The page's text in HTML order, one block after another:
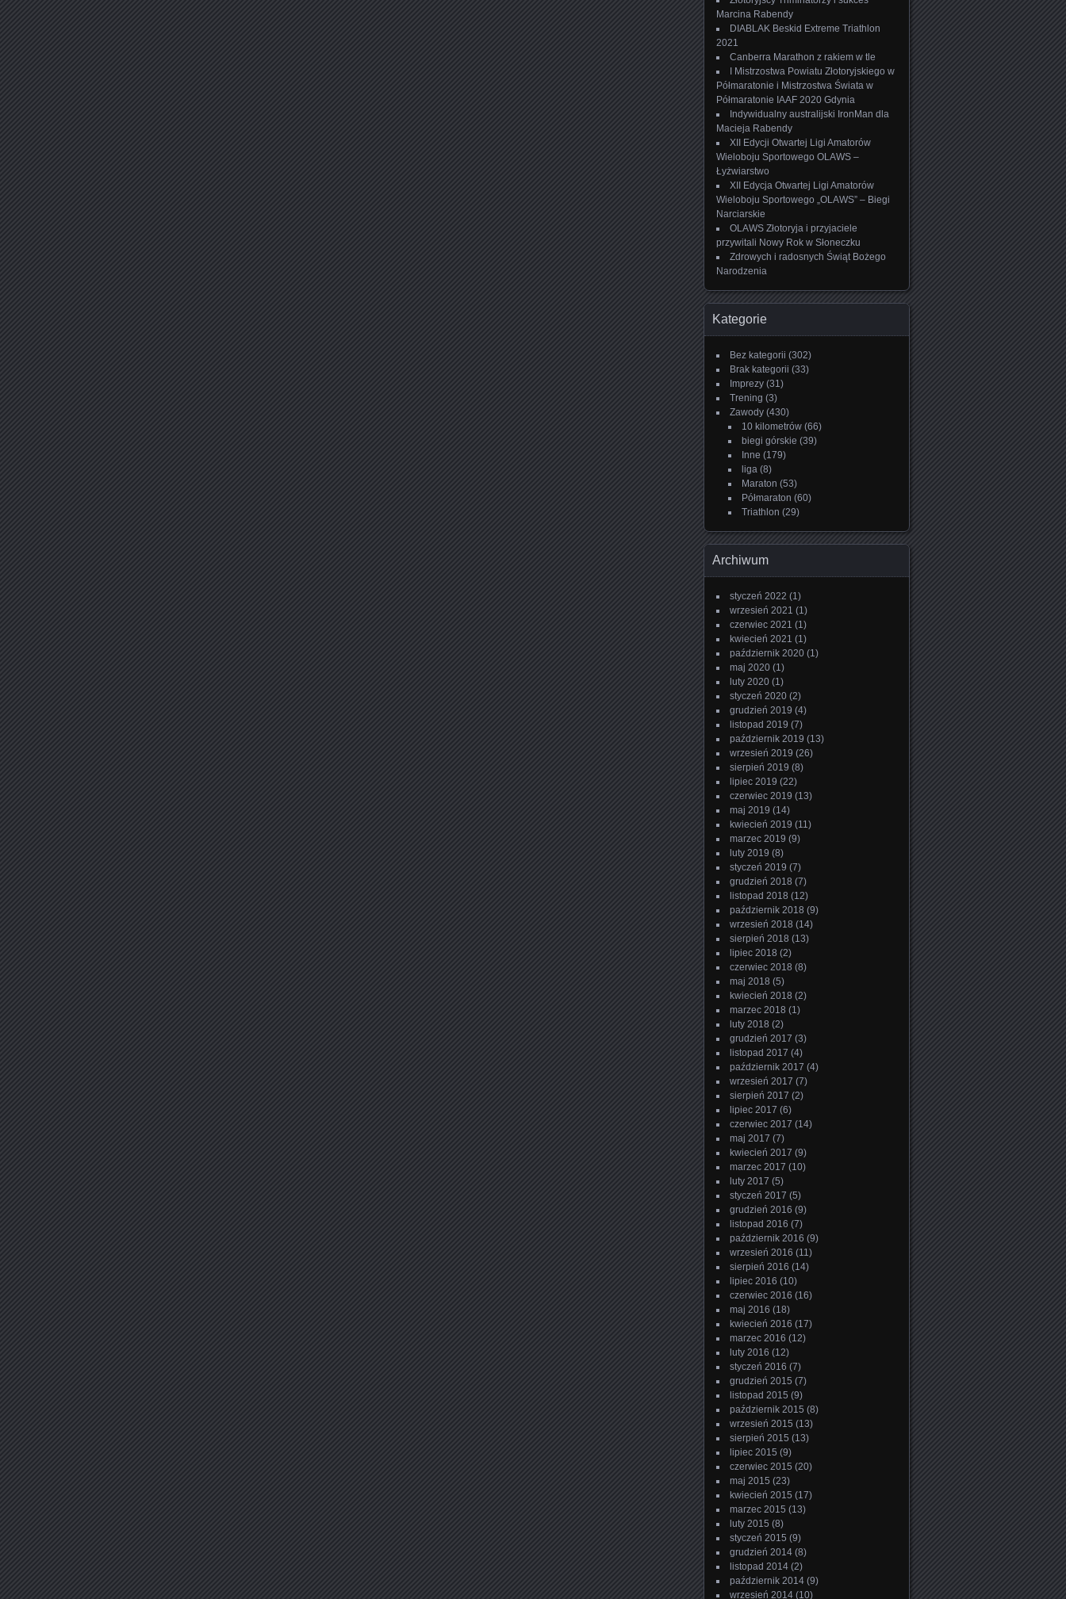
Marcina Rabendy
DIABLAK Beskid Extreme Triathlon
2021
Canberra Marathon z rakiem w tle
I Mistrzostwa Powiatu Złotoryjskiego w
Półmaratonie i Mistrzostwa Świata w
Półmaratonie IAAF 2020 Gdynia
Indywidualny australijski IronMan dla
Macieja Rabendy
XII Edycji Otwartej Ligi Amatorów
Wieloboju Sportowego OLAWS –
Łyżwiarstwo
XII Edycja Otwartej Ligi Amatorów
Wieloboju Sportowego „OLAWS” – Biegi
Narciarskie
OLAWS Złotoryja i przyjaciele
przywitali Nowy Rok w Słoneczku
Zdrowych i radosnych Świąt Bożego
Narodzenia
Kategorie
Bez kategorii (302)
Brak kategorii (33)
Imprezy (31)
Trening (3)
Zawody (430)
10 kilometrów (66)
biegi górskie (39)
Inne (179)
liga (8)
Maraton (53)
Półmaraton (60)
Triathlon (29)
Archiwum
styczeń 2022 (1)
wrzesień 2021 (1)
czerwiec 2021 (1)
kwiecień 2021 (1)
październik 2020 (1)
maj 2020 (1)
luty 2020 (1)
styczeń 2020 (2)
grudzień 2019 (4)
listopad 2019 (7)
październik 2019 (13)
wrzesień 2019 (26)
sierpień 2019 (8)
lipiec 2019 (22)
czerwiec 2019 (13)
maj 2019 (14)
kwiecień 2019 (11)
marzec 2019 (9)
luty 2019 (8)
styczeń 2019 (7)
grudzień 2018 (7)
listopad 2018 (12)
październik 2018 (9)
wrzesień 2018 (14)
sierpień 2018 (13)
lipiec 2018 (2)
czerwiec 2018 (8)
maj 2018 (5)
kwiecień 2018 (2)
marzec 2018 (1)
luty 2018 (2)
grudzień 2017 (3)
listopad 2017 (4)
październik 2017 (4)
wrzesień 2017 (7)
sierpień 2017 (2)
lipiec 2017 (6)
czerwiec 2017 (14)
maj 2017 (7)
kwiecień 2017 (9)
marzec 2017 (10)
luty 2017 (5)
styczeń 2017 (5)
grudzień 2016 (9)
listopad 2016 (7)
październik 2016 (9)
wrzesień 2016 (11)
sierpień 2016 (14)
lipiec 2016 (10)
czerwiec 2016 (16)
maj 2016 (18)
kwiecień 2016 (17)
marzec 2016 (12)
luty 2016 (12)
styczeń 2016 (7)
grudzień 2015 (7)
listopad 2015 (9)
październik 2015 (8)
wrzesień 2015 (13)
sierpień 2015 (13)
lipiec 2015 (9)
czerwiec 2015 (20)
maj 2015 (23)
kwiecień 2015 (17)
marzec 2015 (13)
luty 2015 (8)
styczeń 2015 (9)
grudzień 2014 (8)
listopad 2014 (2)
październik 2014 (9)
wrzesień 2014 (10)